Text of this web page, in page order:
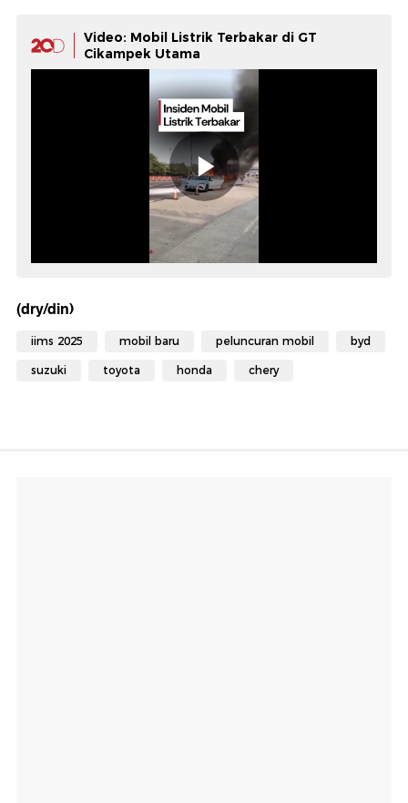
Video: Mobil Listrik Terbakar di GT
Cikampek Utama
(dry/din)
iims 2025 mobil baru peluncuran mobil byd
suzuki toyota honda chery